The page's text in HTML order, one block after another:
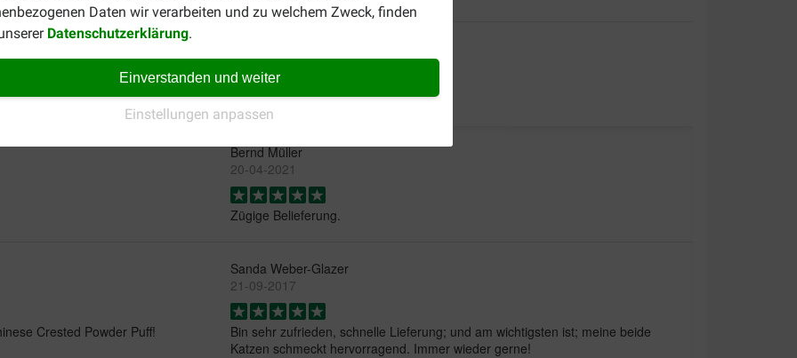
Daten wir verarbeiten und zu welchem Zweck, finden
Datenschutzerklärung.
Einverstanden und weiter
Einstellungen anpassen
Bernd Müller
20-04-2021
Zügige Belieferung.
Crested Powder Puff!
Sanda Weber-Glazer
21-09-2017
Bin sehr zufrieden, schnelle Lieferung; und am wichtigsten ist; meine beide
Katzen schmeckt hervorragend. Immer wieder gerne!